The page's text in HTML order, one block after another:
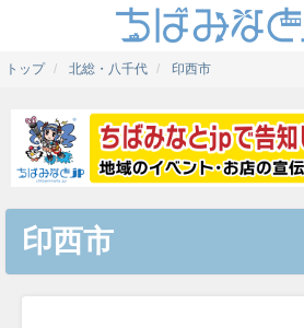
トップ 北総・八千代 印西市
印西市